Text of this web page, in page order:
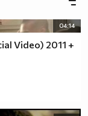
04:14
Video) 2011 +